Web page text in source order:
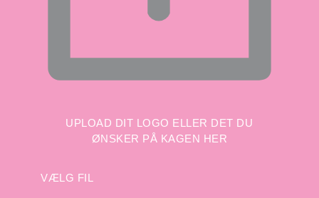
UPLOAD DIT LOGO ELLER DET DU
ØNSKER PÅ KAGEN HER
VÆLG FIL